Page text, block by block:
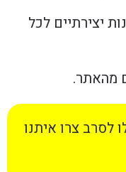
יצירתיים לכל
מהאתר.
צרו איתנו